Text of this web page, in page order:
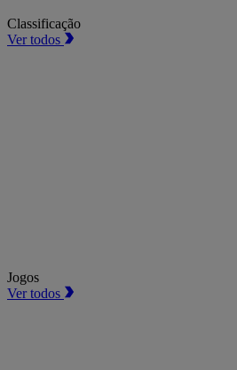
Classificação
Ver todos
Jogos
Ver todos